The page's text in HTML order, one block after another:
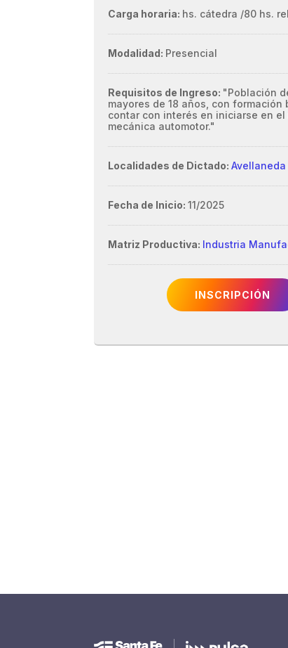
Carga horaria: hs. cátedra /80 hs.
Modalidad: Presencial
Requisitos de Ingreso: "Población
mayores de 18 años, con formación
contar con interés en iniciarse en el
mecánica automotor."
Localidades de Dictado:Avellaneda
Fecha de Inicio:11/2025
Matriz Productiva: Industria
INSCRIPCIÓN